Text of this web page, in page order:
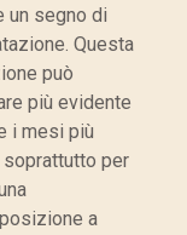
un segno di
Questa
può
più evidente
i mesi più
per
a